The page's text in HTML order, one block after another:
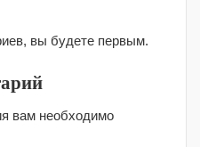
вы будете первым.
вам необходимо